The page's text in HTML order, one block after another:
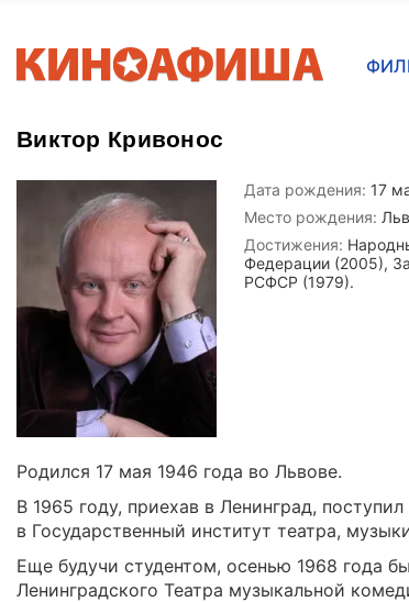
Виктор Кривонос
Дата рождения: 17
Место рождения:
Достижения:
Федерации (2005),
РСФСР (1979).
Родился 17 мая 1946 года во Львове.
В 1965 году, приехав в Ленинград,
в Государственный институт театра,
Еще будучи студентом, осенью 1968 года
Ленинградского Театра музыкальной